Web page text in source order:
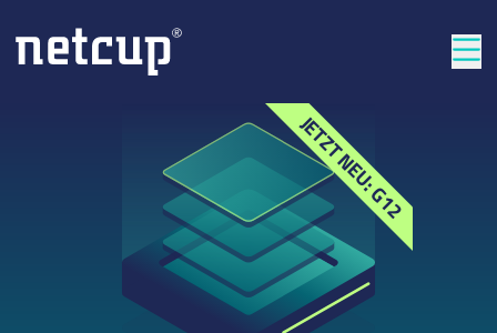
JETZT NEU: G12